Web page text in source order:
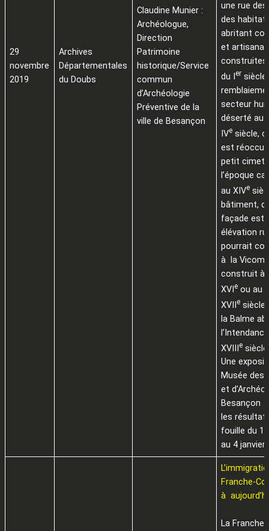
29
novembre
2019
Archives
Départementales
du Doubs
Claudine Munier :
Archéologue,
Direction
Patrimoine
historique/Service
commun
d’Archéologie
Préventive de la
ville de Besançon
une rue
des
abritant
et
construites
du Ier siècle
secteur
déserté au
IVe siècle,
est
petit
l’époque
au XIVe
bâtiment,
façade est
élévation
pourrait
à la
construit à
XVIe ou au
XVIIe siècle,
la Balme
XVIIIe
Une
Musée des
et
Besançon
les
fouille du
au 4 janvier
Franche-
à
La